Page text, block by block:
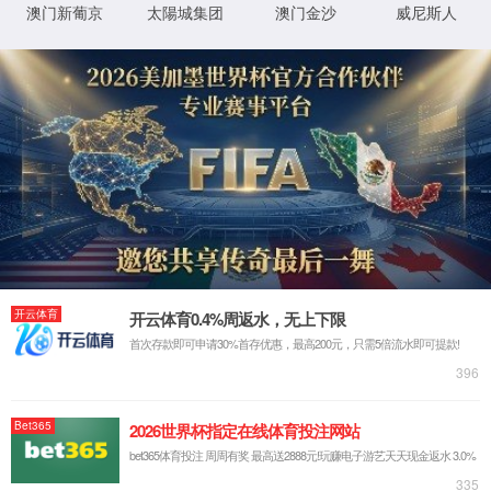
详细错误信息:
模块 IIS Web Core
通知
MapRequestHan
dler
处理程
序
StaticFile
错误代
码
0x80070002
请求的
URL
:443/news/3.html
物理路
径
D:\www\news\3.html
登录方
法
匿名
登录用
户
匿名
此错误表明文件或目录在服务器上不存在。请创建文件或目录并重新尝试请
求。
查看详细信息 »